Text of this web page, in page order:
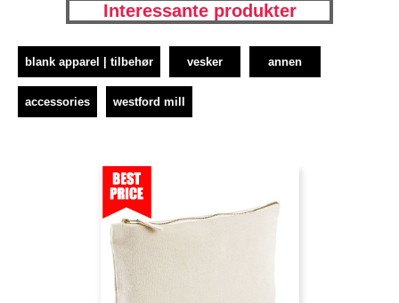
Interessante produkter
blank apparel | tilbehør vesker annen
accessories westford mill